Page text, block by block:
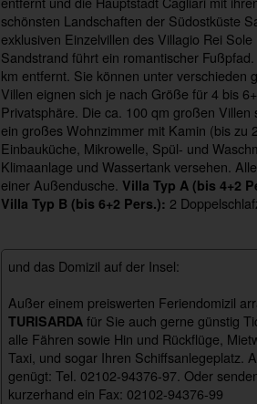
schönsten Landschaften der Südostküste
exklusiven Einzelvillen des Villagio Rei
Sandstrand führt ein romantischer
km entfernt. Sie können unter verschieden
Villen eignen sich je nach Größe für 4 bis
Privatsphäre. Die ca. 100 qm großen
ein großes Wohnzimmer mit Kamin (bis zu
Einbauküche, Mikrowelle, Spül- und
Klimaanlage und Wassertank versehen.
einer Außendusche. Villa Typ A (bis 4+2
Villa Typ B (bis 6+2 Pers.): 2
und das Domizil auf der Insel:
Außer einem preiswerten Feriendomizil
TURISARDA für Sie auch gerne günstig
alle Fähren sowie Hin und Rückflüge,
Taxi, und sogar Ihren Schiffsanlegeplatz.
genügt: Tel. 02102-94376-97. Oder
kurzerhand ein Fax: 02102-94376-99